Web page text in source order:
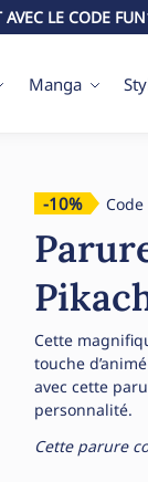
LE CODE
Manga
-10% Code
Cette
touche
avec cette
personnalité.
Cette parure